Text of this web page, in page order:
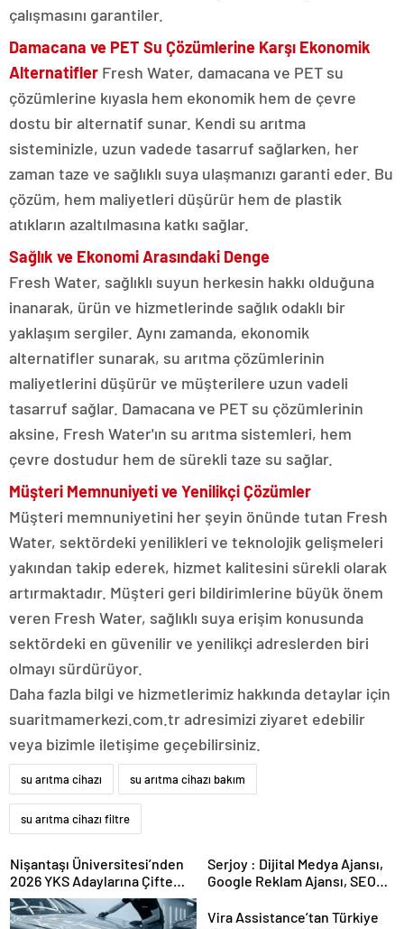
çalışmasını garantiler.
Damacana ve PET Su Çözümlerine Karşı Ekonomik
Alternatifler Fresh Water, damacana ve PET su
çözümlerine kıyasla hem ekonomik hem de çevre
dostu bir alternatif sunar. Kendi su arıtma
sisteminizle, uzun vadede tasarruf sağlarken, her
zaman taze ve sağlıklı suya ulaşmanızı garanti eder. Bu
çözüm, hem maliyetleri düşürür hem de plastik
atıkların azaltılmasına katkı sağlar.
Sağlık ve Ekonomi Arasındaki Denge
Fresh Water, sağlıklı suyun herkesin hakkı olduğuna
inanarak, ürün ve hizmetlerinde sağlık odaklı bir
yaklaşım sergiler. Aynı zamanda, ekonomik
alternatifler sunarak, su arıtma çözümlerinin
maliyetlerini düşürür ve müşterilere uzun vadeli
tasarruf sağlar. Damacana ve PET su çözümlerinin
aksine, Fresh Water'ın su arıtma sistemleri, hem
çevre dostudur hem de sürekli taze su sağlar.
Müşteri Memnuniyeti ve Yenilikçi Çözümler
Müşteri memnuniyetini her şeyin önünde tutan Fresh
Water, sektördeki yenilikleri ve teknolojik gelişmeleri
yakından takip ederek, hizmet kalitesini sürekli olarak
artırmaktadır. Müşteri geri bildirimlerine büyük önem
veren Fresh Water, sağlıklı suya erişim konusunda
sektördeki en güvenilir ve yenilikçi adreslerden biri
olmayı sürdürüyor.
Daha fazla bilgi ve hizmetlerimiz hakkında detaylar için
suaritmamerkezi.com.tr adresimizi ziyaret edebilir
veya bizimle iletişime geçebilirsiniz.
su arıtma cihazı su arıtma cihazı bakım
su arıtma cihazı filtre
Nişantaşı Üniversitesi’nden
2026 YKS Adaylarına Çifte
Güvence: Sabit Ücret ve
Kesintisiz Burs
Serjoy : Dijital Medya Ajansı,
Google Reklam Ajansı, SEO
Vira Assistance’tan Türkiye